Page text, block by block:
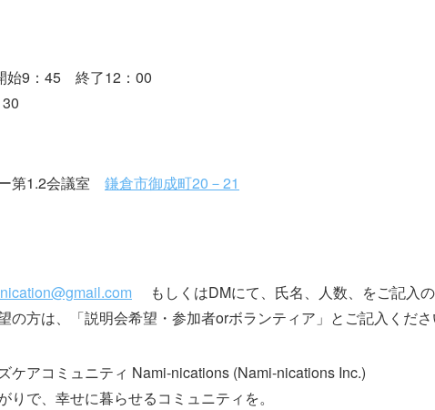
9：45 終了12：00
第1.2会議室 鎌倉市御成町20－21
もしくはDMにて、氏名、人数、をご記入の
の方は、「説明会希望・参加者orボランティア」とご記入くださ
ケアコミュニティ Nami-nications (Nami-nications Inc.)
りで、幸せに暮らせるコミュニティを。